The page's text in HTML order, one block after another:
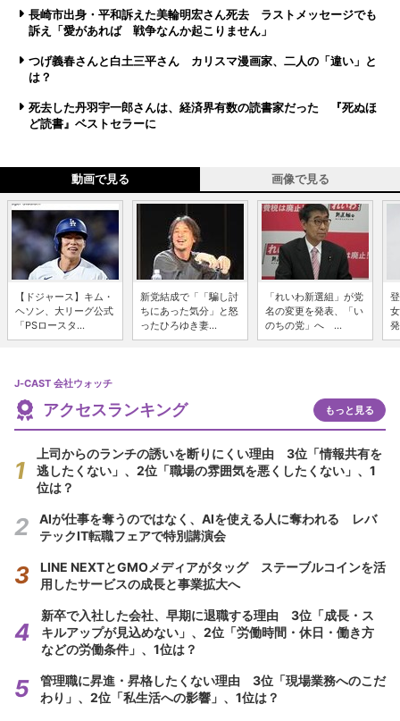
長崎市出身・平和訴えた美輪明宏さん死去 ラストメッセージでも
訴え「愛があれば 戦争なんか起こりません」
つげ義春さんと白土三平さん カリスマ漫画家、二人の「違い」と
は？
死去した丹羽宇一郎さんは、経済界有数の読書家だった 『死ぬほ
ど読書』ベストセラーに
動画で見る 画像で見る
【ドジャース】キム・
ヘソン、大リーグ公式
「PSロースタ...
新党結成で「「騙し討
ちにあった気分」と怒
ったひろゆき妻...
「れいわ新選組」が党
名の変更を発表、「い
のちの党」へ ...
J-CAST 会社ウォッチ
アクセスランキング もっと見る
上司からのランチの誘いを断りにくい理由 3位「情報共有を
逃したくない」、2位「職場の雰囲気を悪くしたくない」、1
位は？
AIが仕事を奪うのではなく、AIを使える人に奪われる レバ
テックIT転職フェアで特別講演会
LINE NEXTとGMOメディアがタッグ ステーブルコインを活
用したサービスの成長と事業拡大へ
新卒で入社した会社、早期に退職する理由 3位「成長・ス
キルアップが見込めない」、2位「労働時間・休日・働き方
などの労働条件」、1位は？
管理職に昇進・昇格したくない理由 3位「現場業務へのこだ
わり」、2位「私生活への影響」、1位は？